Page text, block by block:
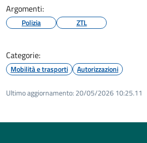
Argomenti:
Polizia ZTL
Categorie:
Mobilità e trasporti Autorizzazioni
Ultimo aggiornamento: 20/05/2026 10:25.11